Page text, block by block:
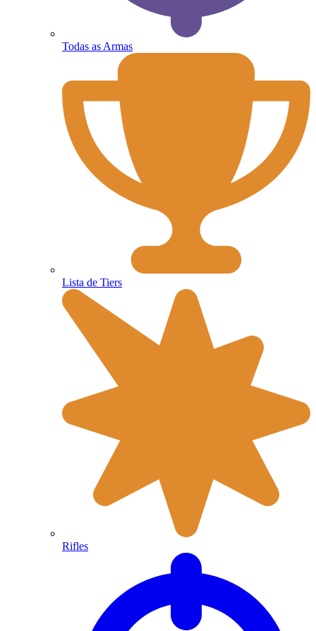
Todas as Armas
Lista de Tiers
Rifles